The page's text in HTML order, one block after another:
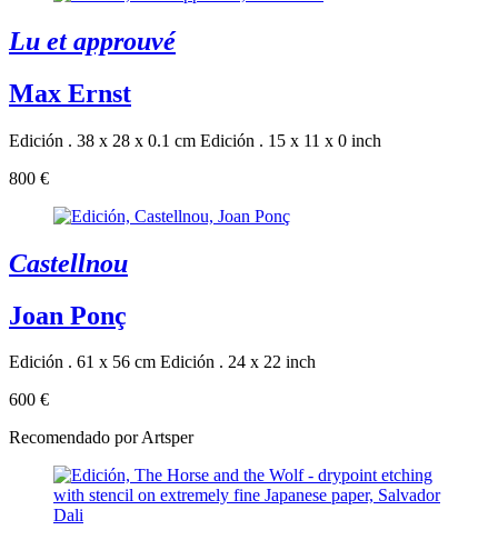
Lu et approuvé
Max Ernst
Edición . 38 x 28 x 0.1 cm Edición . 15 x 11 x 0 inch
800 €
Castellnou
Joan Ponç
Edición . 61 x 56 cm Edición . 24 x 22 inch
600 €
Recomendado por Artsper